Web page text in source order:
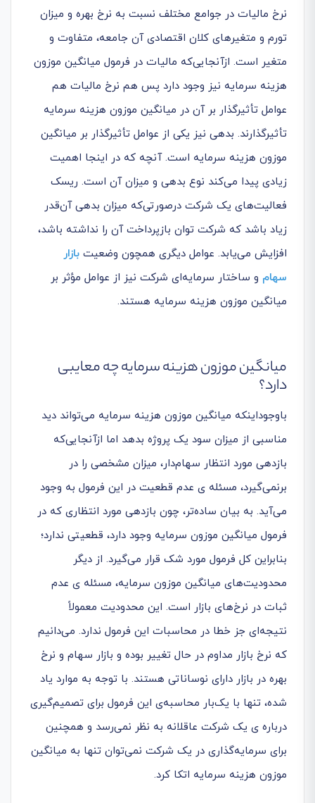
نرخ مالیات در جوامع مختلف نسبت به نرخ بهره و میزان
تورم و متغیرهای کلان اقتصادی آن جامعه، متفاوت و
متغیر است. ازآنجایی‌که مالیات در فرمول میانگین موزون
هزینه سرمایه نیز وجود دارد پس هم نرخ مالیات هم
عوامل تأثیرگذار بر آن در میانگین موزون هزینه سرمایه
تأثیرگذارند. بدهی نیز یکی از عوامل تأثیرگذار بر میانگین
موزون هزینه سرمایه است. آنچه که در اینجا اهمیت
زیادی پیدا می‌کند نوع بدهی و میزان آن است. ریسک
فعالیت‌های یک شرکت درصورتی‌که میزان بدهی آن‌قدر
زیاد باشد که شرکت توان بازپرداخت آن را نداشته باشد،
افزایش می‌یابد. عوامل دیگری همچون وضعیت بازار
سهام و ساختار سرمایه‌ای شرکت نیز از عوامل مؤثر بر
میانگین موزون هزینه سرمایه هستند.
میانگین موزون هزینه سرمایه چه معایبی
دارد؟
باوجوداینکه میانگین موزون هزینه سرمایه می‌تواند دید
مناسبی از میزان سود یک پروژه بدهد اما ازآنجایی‌که
بازدهی مورد انتظار سهام‌دار، میزان مشخصی را در
برنمی‌گیرد، مسئله ی عدم قطعیت در این فرمول به وجود
می‌آید. به بیان ساده‌تر، چون بازدهی مورد انتظاری که در
فرمول میانگین موزون سرمایه وجود دارد، قطعیتی ندارد؛
بنابراین کل فرمول مورد شک قرار می‌گیرد. از دیگر
محدودیت‌های میانگین موزون سرمایه، مسئله ی عدم
ثبات در نرخ‌های بازار است. این محدودیت معمولاً
نتیجه‌ای جز خطا در محاسبات این فرمول ندارد. می‌دانیم
که نرخ بازار مداوم در حال تغییر بوده و بازار سهام و نرخ
بهره در بازار دارای نوساناتی هستند. با توجه به موارد یاد
شده، تنها با یک‌بار محاسبه‌ی این فرمول برای تصمیم‌گیری
درباره ی یک شرکت عاقلانه به نظر نمی‌رسد و همچنین
برای سرمایه‌گذاری در یک شرکت نمی‌توان تنها به میانگین
موزون هزینه سرمایه اتکا کرد.